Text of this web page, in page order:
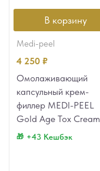
В корзину
medi-peel
4 250 ₽
Омолаживающий
капсульный крем-
филлер MEDI-PEEL
Gold Age Tox Cream
+43 Кешбэк